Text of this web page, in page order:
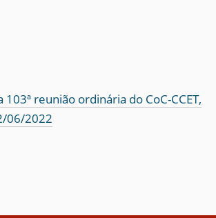
reunião ordinária do CoC-CCET,
06/2022